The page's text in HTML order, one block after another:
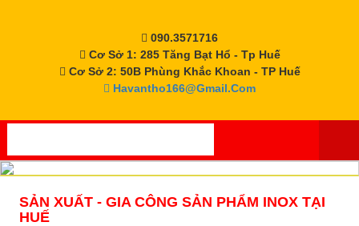
090.3571716
Cơ Sở 1: 285 Tăng Bạt Hổ - Tp Huế
Cơ Sở 2: 50B Phùng Khắc Khoan - TP Huế
Havantho166@gmail.com
SẢN XUẤT - GIA CÔNG SẢN PHẨM INOX TẠI
HUẾ